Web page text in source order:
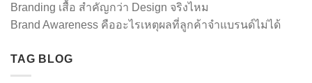
Branding เสื้อ สำคัญกว่า Design จริงไหม
Brand Awareness คืออะไรเหตุผลที่ลูกค้าจำแบรนด์ไม่ได้
TAG BLOG